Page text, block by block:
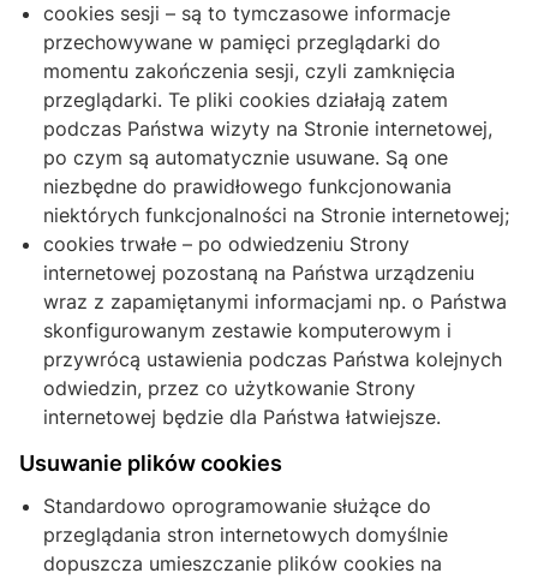
cookies sesji – są to tymczasowe informacje
przechowywane w pamięci przeglądarki do
momentu zakończenia sesji, czyli zamknięcia
przeglądarki. Te pliki cookies działają zatem
podczas Państwa wizyty na Stronie internetowej,
po czym są automatycznie usuwane. Są one
niezbędne do prawidłowego funkcjonowania
niektórych funkcjonalności na Stronie internetowej;
cookies trwałe – po odwiedzeniu Strony
internetowej pozostaną na Państwa urządzeniu
wraz z zapamiętanymi informacjami np. o Państwa
skonfigurowanym zestawie komputerowym i
przywrócą ustawienia podczas Państwa kolejnych
odwiedzin, przez co użytkowanie Strony
internetowej będzie dla Państwa łatwiejsze.
Usuwanie plików cookies
Standardowo oprogramowanie służące do
przeglądania stron internetowych domyślnie
dopuszcza umieszczanie plików cookies na